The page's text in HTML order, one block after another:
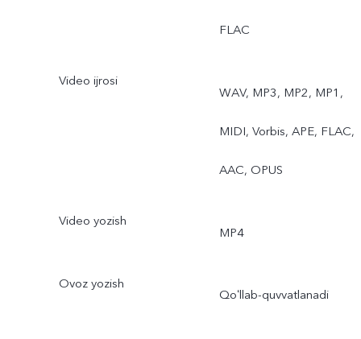
FLAC
Video ijrosi
WAV, MP3, MP2, MP1,
MIDI, Vorbis, APE, FLAC,
AAC, OPUS
Video yozish
MP4
Ovoz yozish
Qoʻllab-quvvatlanadi